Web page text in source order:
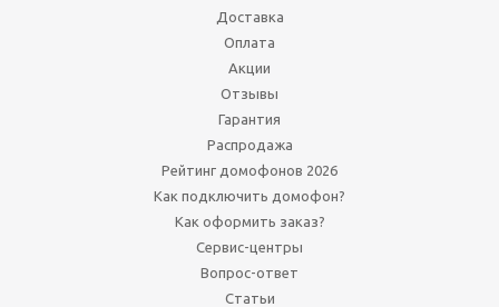
Доставка
Оплата
Акции
Отзывы
Гарантия
Распродажа
Рейтинг домофонов 2026
Как подключить домофон?
Как оформить заказ?
Сервис-центры
Вопрос-ответ
Статьи